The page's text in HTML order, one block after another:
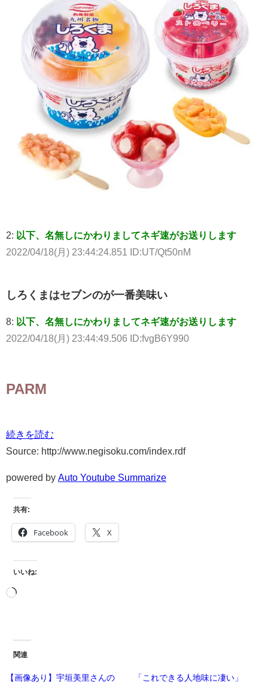
2: 以下、名無しにかわりましてネギ速がお送りします
2022/04/18(月) 23:44:24.851 ID:UT/Qt50nM
しろくまはセブンのが一番美味い
8: 以下、名無しにかわりましてネギ速がお送りします
2022/04/18(月) 23:44:49.506 ID:fvgB6Y990
PARM
続きを読む
Source: http://www.negisoku.com/index.rdf
powered by Auto Youtube Summarize
共有:
Facebook X
いいね:
関連
【画像あり】宇垣美里さんの
「これできる人地味に凄い」